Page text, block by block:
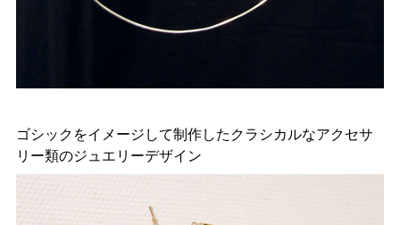
ゴシックをイメージして制作したクラシカルなアクセサ
リー類のジュエリーデザイン